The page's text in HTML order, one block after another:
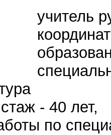
учитель
- 40 лет,
по